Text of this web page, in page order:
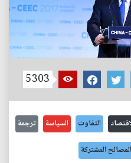
5303
التفاوت السياسة ترجمة
المصالح المشتركة